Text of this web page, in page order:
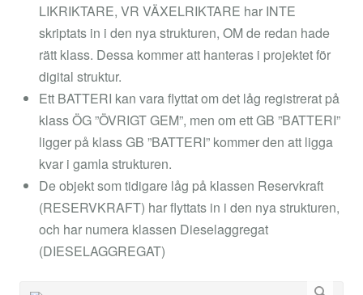
LIKRIKTARE, VR VÄXELRIKTARE har INTE
skriptats in i den nya strukturen, OM de redan hade
rätt klass. Dessa kommer att hanteras i projektet för
digital struktur.
Ett BATTERI kan vara flyttat om det låg registrerat på
klass ÖG ”ÖVRIGT GEM”, men om ett GB ”BATTERI”
ligger på klass GB ”BATTERI” kommer den att ligga
kvar i gamla strukturen.
De objekt som tidigare låg på klassen Reservkraft
(RESERVKRAFT) har flyttats in i den nya strukturen,
och har numera klassen Dieselaggregat
(DIESELAGGREGAT)